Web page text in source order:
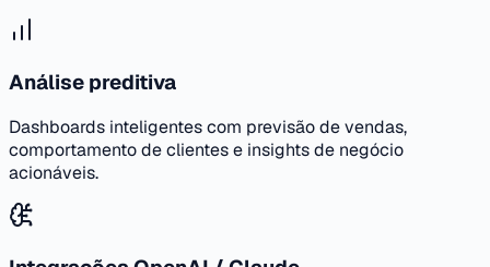
Análise preditiva
Dashboards inteligentes com previsão de vendas,
comportamento de clientes e insights de negócio
acionáveis.